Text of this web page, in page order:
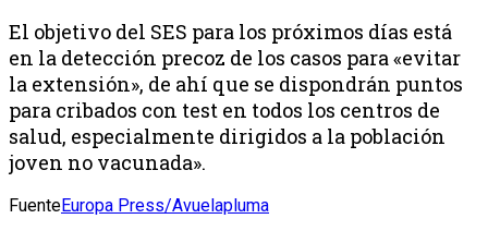
El objetivo del SES para los próximos días está
en la detección precoz de los casos para «evitar
la extensión», de ahí que se dispondrán puntos
para cribados con test en todos los centros de
salud, especialmente dirigidos a la población
joven no vacunada».
FuenteEuropa Press/Avuelapluma